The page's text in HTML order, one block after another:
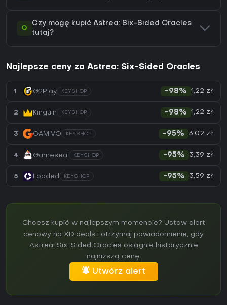
Q
Czy mogę kupić Astrea: Six-Sided Oracles
tutaj?
Najlepsze ceny za Astrea: Six-Sided Oracles
1 G2Play KEYSHOP -98% 1,22 zł
2 Kinguin KEYSHOP -98% 1,22 zł
3 GAMIVO KEYSHOP -95% 3,02 zł
4 Gameseal KEYSHOP -95% 3,39 zł
5 Loaded KEYSHOP -95% 3,59 zł
Chcesz kupić w najlepszym momencie? Ustaw alert
cenowy na XD.deals i otrzymaj powiadomienie, gdy
Astrea: Six-Sided Oracles osiągnie historycznie
najniższą cenę.
Utwórz alert